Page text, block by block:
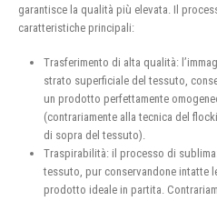
garantisce la qualità più elevata. Il
caratteristiche principali:
Trasferimento di alta qualità:
strato superficiale del tessuto,
un prodotto perfettamente
(contrariamente alla tecnica del
di sopra del tessuto).
Traspirabilità: il processo di
tessuto, pur conservandone intatte
prodotto ideale in partita.